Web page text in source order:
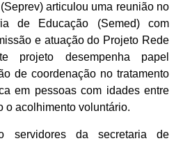
articulou uma reunião no
de Educação (Semed) com
e atuação do Projeto Rede
projeto desempenha papel
de coordenação no tratamento
em pessoas com idades entre
o acolhimento voluntário.
servidores da secretaria de